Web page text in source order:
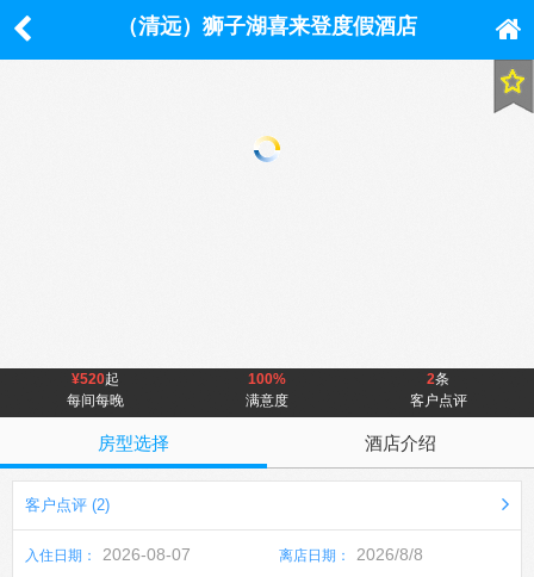
（清远）狮子湖喜来登度假酒店
¥520起
每间每晚
100%
满意度
2条
客户点评
房型选择 酒店介绍
客户点评 (2)
入住日期： 2026-08-07 离店日期： 2026/8/8